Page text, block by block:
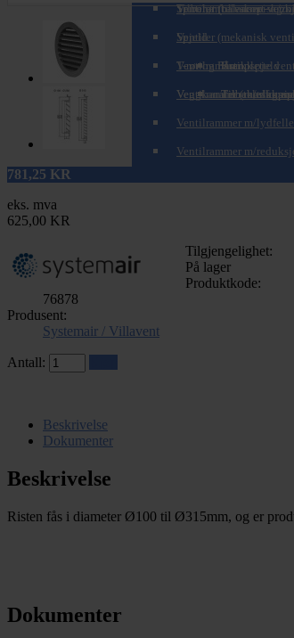
Spirorør (teleskopisk/
Spjeld
Brannspjeld
T-rør og Påstikk
Veggkanaler
Tilbehør til varme- og
Ventiler (balansert
Ventiler (mekanisk
Komplette
Tilbehør for
Ventilrammer
Ventilrammer m/
Ventilrammer m/lydfelle
Ventilrammer m/
781,25 KR
eks. mva
625,00 KR
Tilgjengelighet:
På lager
Produktkode:
76878
Produsent:
Systemair / Villavent
Antall:
Beskrivelse
Dokumenter
Beskrivelse
Risten fås i diameter Ø100 til Ø315mm, og er
Dokumenter